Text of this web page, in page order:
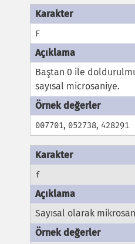
F
Baştan 0 ile
sayısal microsaniye.
007701, 052738, 428291
f
Sayısal olarak